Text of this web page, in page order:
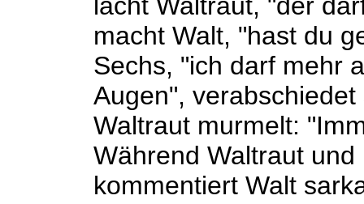
macht Walt, "hast du
Sechs, "ich darf mehr
Augen",
Waltraut murmelt:
Während Waltraut
kommentiert Walt